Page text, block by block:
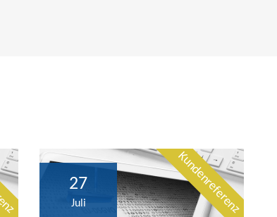
Kundenreferenz
27
Juli